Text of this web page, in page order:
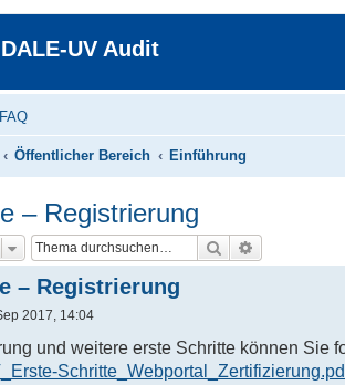
UV Audit
FAQ
Öffentlicher Bereich Einführung
– Registrierung
Suche
– Registrierung
2017, 14:04
und weitere erste Schritte können Sie